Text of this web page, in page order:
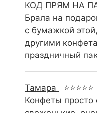
КОД ПРЯМ НА
Брала на
с бумажкой
другими
праздничный
Тамара
⭐⭐⭐⭐⭐
Конфеты просто